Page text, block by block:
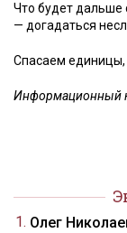
Что будет дальше
— догадаться
Спасаем единицы,
Информационный
Олег